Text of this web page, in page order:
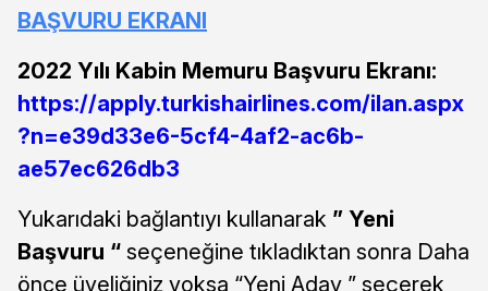
BAŞVURU EKRANI
2022 Yılı Kabin Memuru Başvuru Ekranı:
https://apply.turkishairlines.com/ilan.aspx
?n=e39d33e6-5cf4-4af2-ac6b-
ae57ec626db3
Yukarıdaki bağlantıyı kullanarak ” Yeni
Başvuru “ seçeneğine tıkladıktan sonra Daha
önce üyeliğiniz yoksa “Yeni Aday ” seçerek